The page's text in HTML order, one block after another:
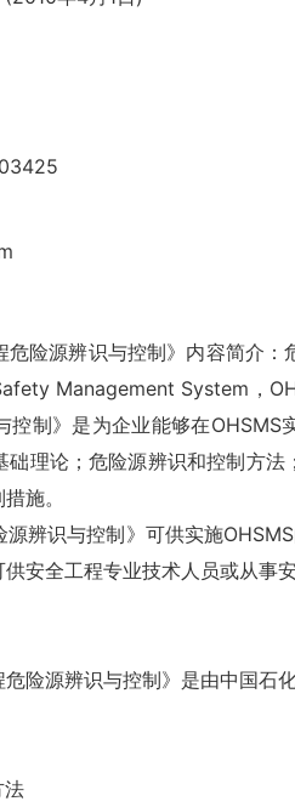
危险源辨识与控制》内容简介
Management System，
控制》是为企业能够在
理论；危险源辨识和控制方法
施。
源辨识与控制》可供实施
安全工程专业技术人员或从事
险源辨识与控制》是由中国石
法